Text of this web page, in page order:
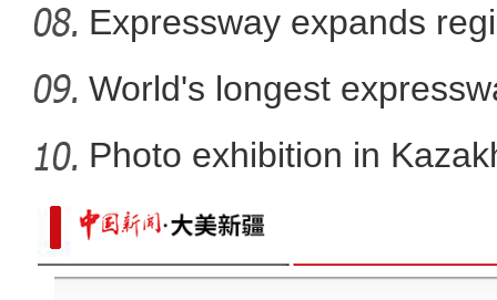
新疆乌恰持续降雪 交警
Expressway expands
World's longest
to
Photo exhibition in
fo